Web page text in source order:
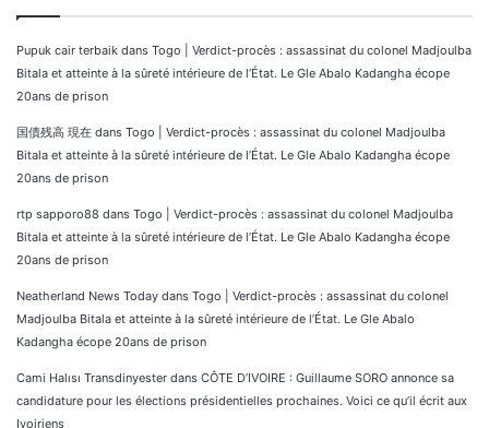
Pupuk cair terbaik dans Togo | Verdict-procès : assassinat du colonel Madjoulba
Bitala et atteinte à la sûreté intérieure de l’État. Le Gle Abalo Kadangha écope
20ans de prison
国債残高 現在 dans Togo | Verdict-procès : assassinat du colonel Madjoulba
Bitala et atteinte à la sûreté intérieure de l’État. Le Gle Abalo Kadangha écope
20ans de prison
rtp sapporo88 dans Togo | Verdict-procès : assassinat du colonel Madjoulba
Bitala et atteinte à la sûreté intérieure de l’État. Le Gle Abalo Kadangha écope
20ans de prison
Neatherland News Today dans Togo | Verdict-procès : assassinat du colonel
Madjoulba Bitala et atteinte à la sûreté intérieure de l’État. Le Gle Abalo
Kadangha écope 20ans de prison
Cami Halısı Transdinyester dans CÔTE D’IVOIRE : Guillaume SORO annonce sa
candidature pour les élections présidentielles prochaines. Voici ce qu’il écrit aux
Ivoiriens